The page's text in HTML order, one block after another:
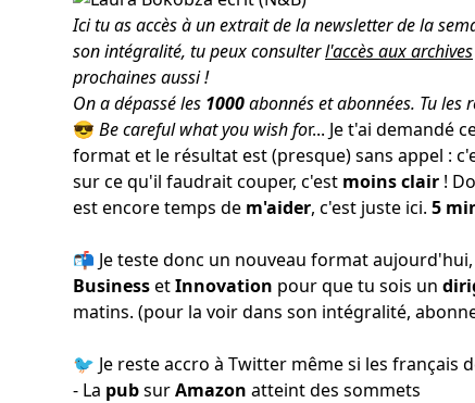
Ici tu as accès à un extrait de la newsletter de la
son intégralité, tu peux consulterl'accès aux archives
prochaines aussi !
On a dépassé les 1000abonnés et abonnées. Tu les
😎 Be careful what you wish for... Je t'ai demandé
format et le résultat est (presque) sans appel :
sur ce qu'il faudrait couper, c'est moins clair !
est encore temps de m'aider, c'est juste ici. 5
📬 Je teste donc un nouveau format
BusinessetInnovation pour que tu sois un
matins. (pour la voir dans son intégralité,
🐦 Je reste accro à Twitter même si les français
- La pubsurAmazon atteint des sommets